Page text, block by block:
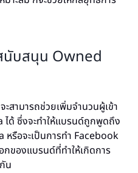
นับสนุน Owned
สามารถช่วยเพิ่มจำนวนผู้เข้า
ด้ ซึ่งจะทำให้แบรนด์ถูกพูดถึง
รือจะเป็นการทำ Facebook
ของแบรนด์ที่ทำให้เกิดการ
น